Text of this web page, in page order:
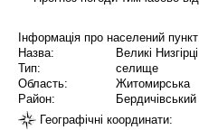
Інформація про населений
Назва:
Великі Низгірці
Тип:
селище
Область:
Житомирська
Район:
Бердичівський
Географічні координати: